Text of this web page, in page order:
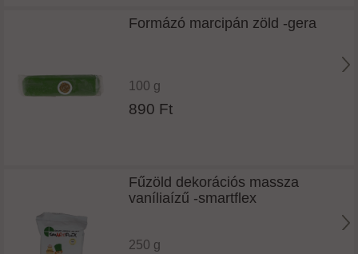
Formázó marcipán zöld -gera
100 g
890 Ft
Fűzöld dekorációs massza
vaníliaízű -smartflex
250 g